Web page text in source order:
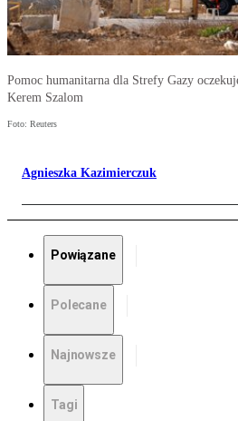
Pomoc humanitarna dla Strefy Gazy
Kerem Szalom
Foto: Reuters
Agnieszka Kazimierczuk
Powiązane
Polecane
Najnowsze
Tagi